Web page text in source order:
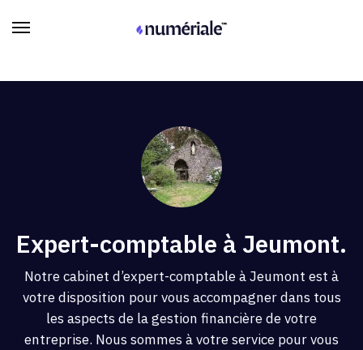
Expert-comptable à Jeumont.
Notre cabinet d’expert-comptable à Jeumont est à
votre disposition pour vous accompagner dans tous
les aspects de la gestion financière de votre
entreprise. Nous sommes à votre service pour vous